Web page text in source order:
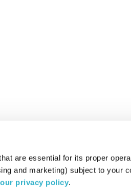
are essential for its proper
and marketing) subject to your
our privacy policy.